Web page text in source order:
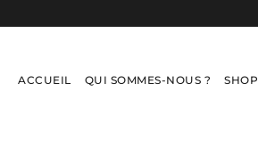
ACCUEIL QUI SOMMES-NOUS ? SHOP